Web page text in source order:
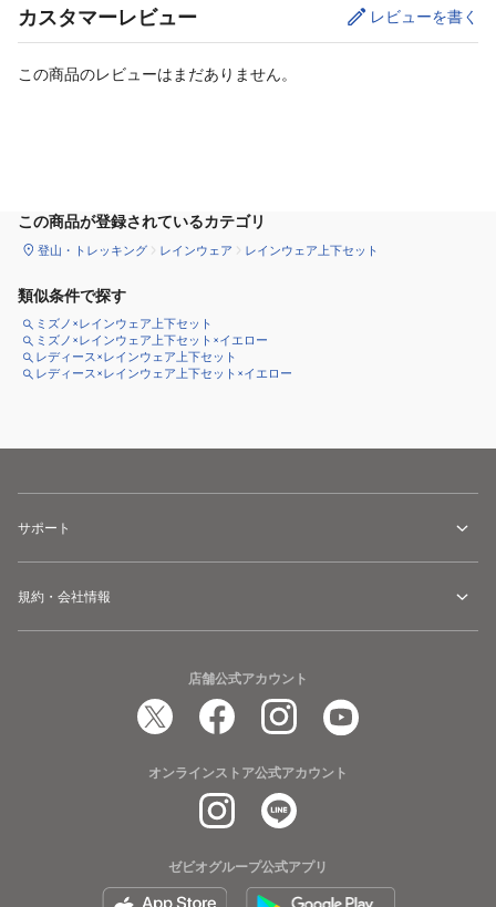
カスタマーレビュー レビューを書く
この商品のレビューはまだありません。
この商品が登録されているカテゴリ
登山・トレッキング レインウェア レインウェア上下セット
類似条件で探す
ミズノ×レインウェア上下セット
ミズノ×レインウェア上下セット×イエロー
レディース×レインウェア上下セット
レディース×レインウェア上下セット×イエロー
サポート
規約・会社情報
店舗公式アカウント
オンラインストア公式アカウント
ゼビオグループ公式アプリ